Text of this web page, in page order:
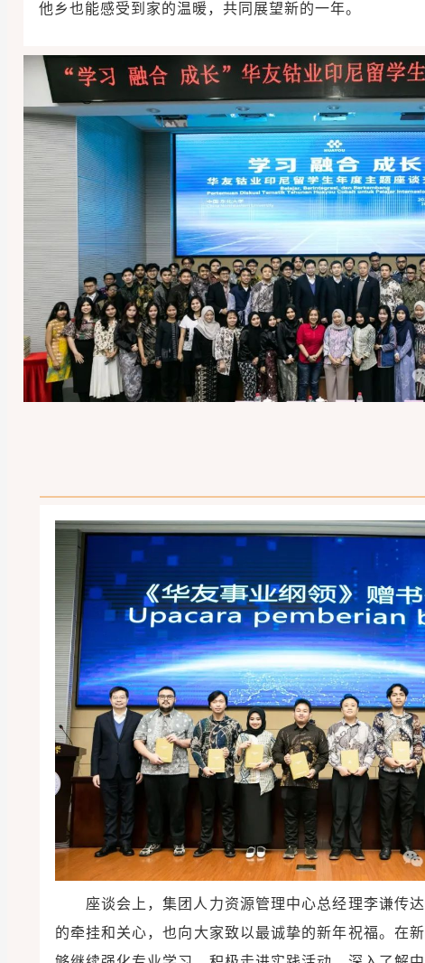
他乡也能感受到家的温暖，共同展望新的一年。
座谈会上，集团人力资源管理中心总经理李谦传
的牵挂和关心，也向大家致以最诚挚的新年祝福。在